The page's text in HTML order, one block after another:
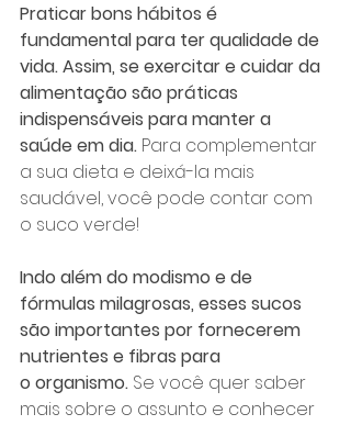
Praticar bons hábitos é
fundamental para ter qualidade de
vida. Assim, se exercitar e cuidar da
alimentação são práticas
indispensáveis para manter a
saúde em dia. Para complementar
a sua dieta e deixá-la mais
saudável, você pode contar com
o suco verde!
Indo além do modismo e de
fórmulas milagrosas, esses sucos
são importantes por fornecerem
nutrientes e fibras para
o organismo. Se você quer saber
mais sobre o assunto e conhecer